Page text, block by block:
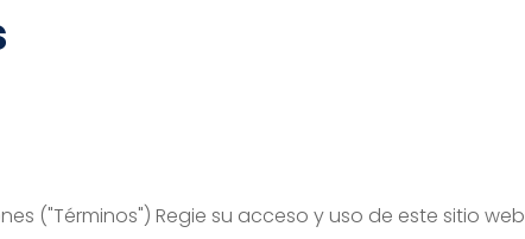
("Términos") Regie su acceso y uso de este sitio